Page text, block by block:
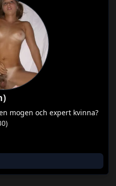
mogen och expert kvinna?